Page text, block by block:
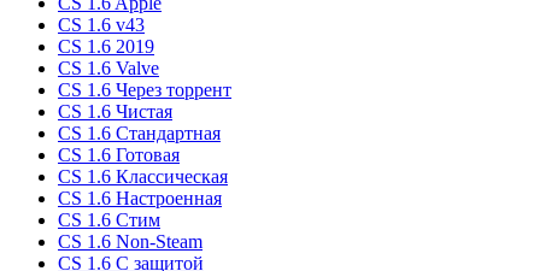
CS 1.6 v43
CS 1.6 2019
CS 1.6 Valve
CS 1.6 Через торрент
CS 1.6 Чистая
CS 1.6 Стандартная
CS 1.6 Готовая
CS 1.6 Классическая
CS 1.6 Настроенная
CS 1.6 Стим
CS 1.6 Non-Steam
CS 1.6 C защитой